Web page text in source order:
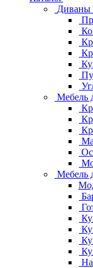
Диваны
Мебель
Мебель